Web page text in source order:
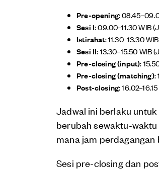
Pre-opening:
Sesi I: 09.00–11.30 WIB
Istirahat: 11.30–13.30
Sesi II: 13.30–15.50 WIB
Pre-closing (input):
Pre-closing (matching):
Post-closing:
Jadwal ini berlaku
berubah sewaktu-
mana jam
Sesi pre-closing dan